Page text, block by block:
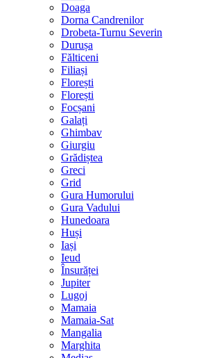
Doaga
Dorna Candrenilor
Drobeta-Turnu Severin
Durușa
Fălticeni
Filiași
Florești
Florești
Focșani
Galați
Ghimbav
Giurgiu
Grădiștea
Greci
Grid
Gura Humorului
Gura Vadului
Hunedoara
Huși
Iași
Ieud
Însurăței
Jupiter
Lugoj
Mamaia
Mamaia-Sat
Mangalia
Marghita